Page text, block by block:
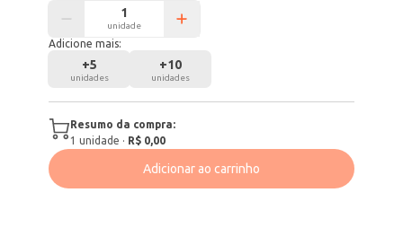
unidade
Adicione mais:
+5
unidades
+10
unidades
Resumo da compra:
1 unidade · R$ 0,00
Adicionar ao carrinho